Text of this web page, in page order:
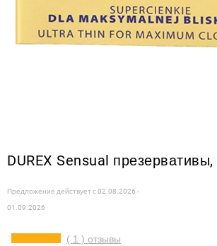
DUREX Sensual
Предложение действует с02.08.2026 -
01.09.2026
( 1 ) отзывы